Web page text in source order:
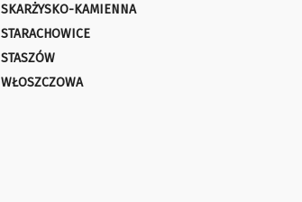
SKARŻYSKO-KAMIENNA
STARACHOWICE
STASZÓW
WŁOSZCZOWA